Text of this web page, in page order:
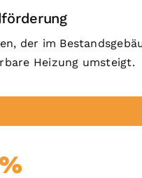
der im
Heizung umsteigt.